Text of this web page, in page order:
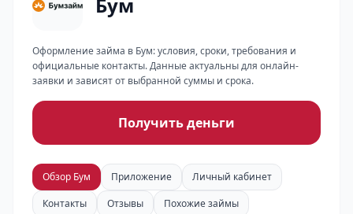
Оформление займа в Бум: условия, сроки, требования и
официальные контакты. Данные актуальны для онлайн-
заявки и зависят от выбранной суммы и срока.
Получить деньги
Обзор Бум Приложение
Личный кабинет
Контакты
Отзывы
Похожие займы